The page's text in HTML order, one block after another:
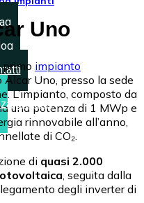
gratuita
Uno
primo impianto
Alcar Uno, presso la sede
L’impianto, composto da
una potenza di 1 MWp e
rinnovabile all’anno,
di CO₂.
di quasi 2.000
, seguita dalla
degli inverter di